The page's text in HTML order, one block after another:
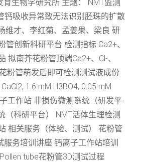
生物学研究所 主题： NMT监测
钙吸收异常致无法识别胚珠的扩散
维才、李红菊、孟姜果、梁良 研
管创新科研平台 检测指标 Ca2+、
拟南芥花粉管顶端Ca2+、Cl-、
粉管萌发后即可检测测试液成份
1.6 mM H3BO4, 0.05 mM
工作站 非损伤微测系统（研发平
（科研平台） NMT活体生理检测
相关服务（体验、测试） 花粉管
服务培训讲座 钙离子工作站培训
tube花粉管3D测试过程